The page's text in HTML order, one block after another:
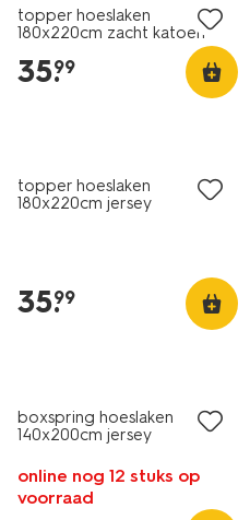
topper hoeslaken
180x220cm zacht katoen
35.
99
topper hoeslaken
180x220cm jersey
35.
99
boxspring hoeslaken
140x200cm jersey
online nog 12 stuks op
voorraad